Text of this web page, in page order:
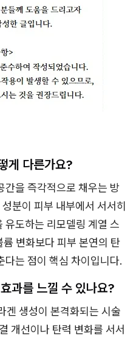
게 다른가요?
간을 즉각적으로 채우는 방
분이 피부 내부에서 서서히
유도하는 리모델링 계열 스
변화보다 피부 본연의 탄
다는 점이 핵심 차이입니다.
과를 느낄 수 있나요?
겐 생성이 본격화되는 시술
개선이나 탄력 변화를 서서